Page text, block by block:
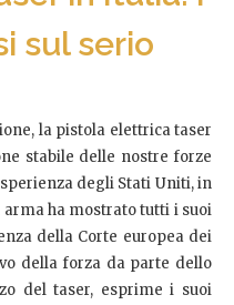
sul serio
la pistola elettrica taser
stabile delle nostre forze
degli Stati Uniti, in
ha mostrato tutti i suoi
della Corte europea dei
della forza da parte dello
del taser, esprime i suoi